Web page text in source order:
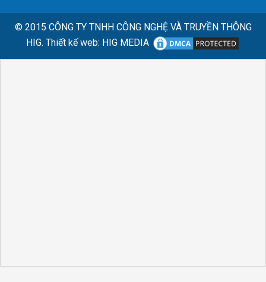
© 2015 CÔNG TY TNHH CÔNG NGHỆ VÀ TRUYỀN THÔNG
HIG. Thiết kế web: HIG MEDIA